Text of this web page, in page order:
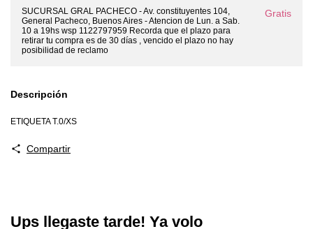
SUCURSAL GRAL PACHECO - Av. constituyentes 104,
General Pacheco, Buenos Aires - Atencion de Lun. a Sab.
10 a 19hs wsp 1122797959 Recorda que el plazo para
retirar tu compra es de 30 días , vencido el plazo no hay
posibilidad de reclamo
Gratis
Descripción
ETIQUETA T.0/XS
Compartir
Ups llegaste tarde! Ya volo